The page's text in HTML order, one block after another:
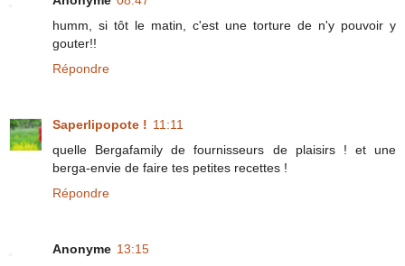
humm, si tôt le matin, c'est une torture de n'y pouvoir y
gouter!!
Répondre
Saperlipopote ! 11:11
quelle Bergafamily de fournisseurs de plaisirs ! et une
berga-envie de faire tes petites recettes !
Répondre
Anonyme 13:15